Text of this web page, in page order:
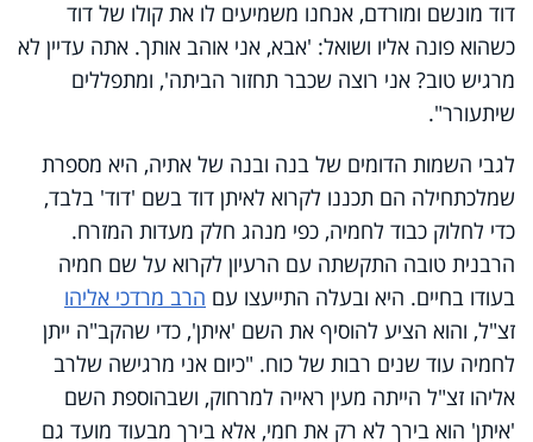
דוד מונשם ומורדם, אנחנו משמיעים לו את קולו של דוד
כשהוא פונה אליו ושואל: 'אבא, אני אוהב אותך. אתה עדיין לא
מרגיש טוב? אני רוצה שכבר תחזור הביתה', ומתפללים
שיתעורר".
לגבי השמות הדומים של בנה ובנה של אתיה, היא מספרת
שמלכתחילה הם תכננו לקרוא לאיתן דוד בשם 'דוד' בלבד,
כדי לחלוק כבוד לחמיה, כפי מנהג חלק מעדות המזרח.
הרבנית טובה התקשתה עם הרעיון לקרוא על שם חמיה
בעודו בחיים. היא ובעלה התייעצו עם הרב מרדכי אליהו
זצ"ל, והוא הציע להוסיף את השם 'איתן', כדי שהקב"ה ייתן
לחמיה עוד שנים רבות של כוח. "כיום אני מרגישה שלרב
אליהו זצ"ל הייתה מעין ראייה למרחוק, ושבהוספת השם
'איתן' הוא בירך לא רק את חמי, אלא בירך מבעוד מועד גם